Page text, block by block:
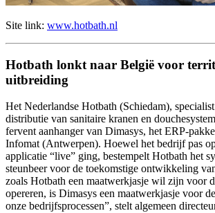
Site link: www.hotbath.nl
Hotbath lonkt naar België voor
uitbreiding
Het Nederlandse Hotbath (Schiedam),
distributie van sanitaire kranen en
fervent aanhanger van Dimasys, het ERP-
Infomat (Antwerpen). Hoewel het bedrijf pas
applicatie “live” ging, bestempelt Hotbath het
steunbeer voor de toekomstige ontwikkeling
zoals Hotbath een maatwerkjasje wil zijn voor
opereren, is Dimasys een maatwerkjasje voor
onze bedrijfsprocessen”, stelt algemeen